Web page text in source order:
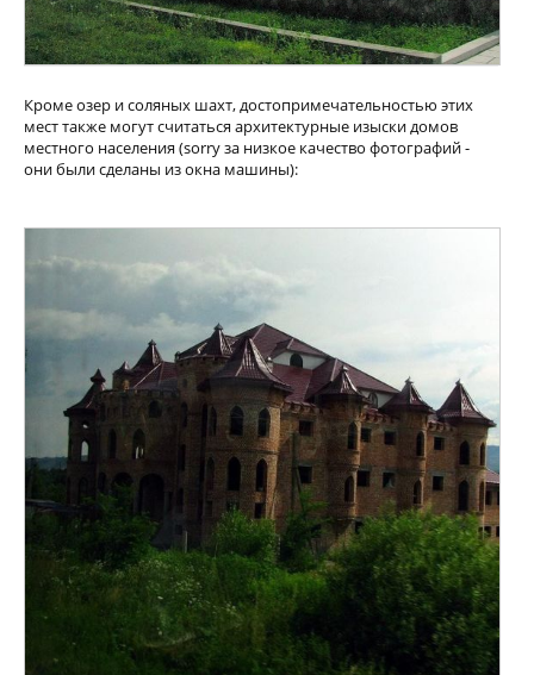
Кроме озер и соляных шахт, достопримечательностью этих
мест также могут считаться архитектурные изыски домов
местного населения (sorry за низкое качество фотографий -
они были сделаны из окна машины):